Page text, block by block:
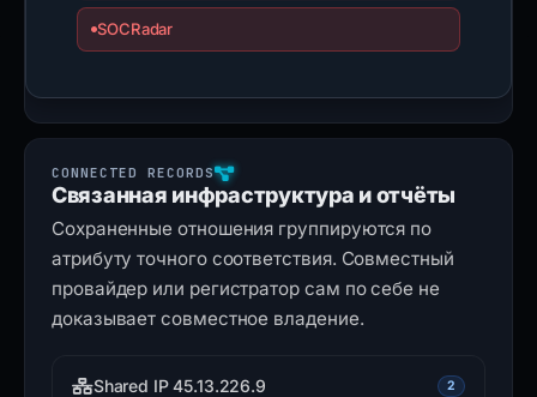
SOCRadar
Связанная инфраструктура и отчёты
Сохраненные отношения группируются по
атрибуту точного соответствия. Совместный
провайдер или регистратор сам по себе не
доказывает совместное владение.
Shared IP 45.13.226.9 2